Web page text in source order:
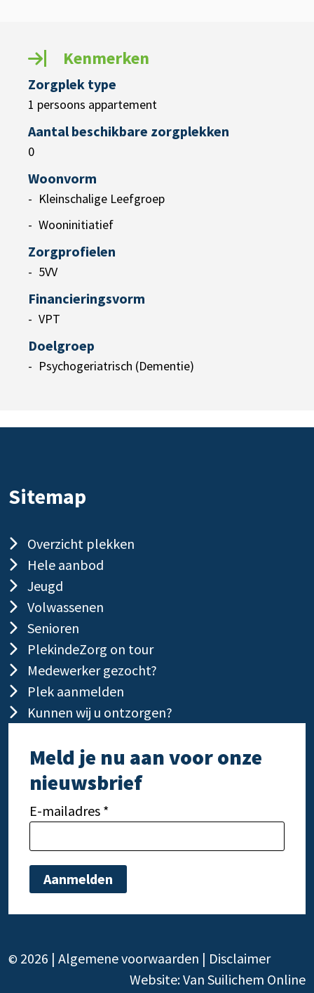
Kenmerken
Zorgplek type
1 persoons appartement
Aantal beschikbare zorgplekken
0
Woonvorm
Kleinschalige Leefgroep
Wooninitiatief
Zorgprofielen
5VV
Financieringsvorm
VPT
Doelgroep
Psychogeriatrisch (Dementie)
Sitemap
Overzicht plekken
Hele aanbod
Jeugd
Volwassenen
Senioren
PlekindeZorg on tour
Medewerker gezocht?
Plek aanmelden
Kunnen wij u ontzorgen?
Meld je nu aan voor onze
nieuwsbrief
E-mailadres *
© 2026 | Algemene voorwaarden | Disclaimer
Website:Van Suilichem Online